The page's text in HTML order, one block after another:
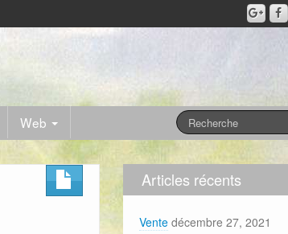
Web
Articles récents
Vente décembre 27, 2021